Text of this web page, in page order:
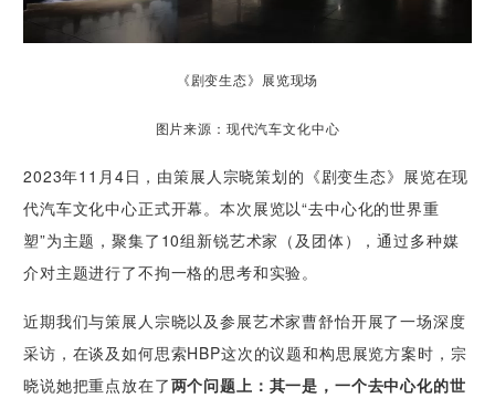
《剧变生态》展览现场
图片来源：现代汽车文化中心
2023年11月4日，由策展人宗晓策划的《剧变生态》展览在现
代汽车文化中心正式开幕。本次展览以“去中心化的世界重
塑”为主题，聚集了10组新锐艺术家（及团体），通过多种媒
介对主题进行了不拘一格的思考和实验。
近期我们与策展人宗晓以及参展艺术家曹舒怡开展了一场深度
采访，在谈及如何思索HBP这次的议题和构思展览方案时，宗
晓说她把重点放在了两个问题上：其一是，一个去中心化的世